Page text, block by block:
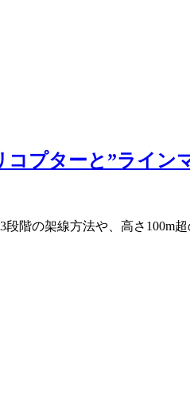
プターと”ライン
階の架線方法や、高さ